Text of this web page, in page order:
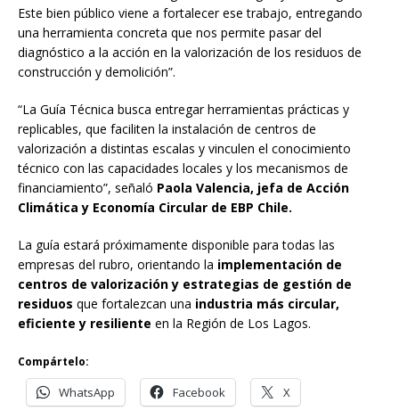
Este bien público viene a fortalecer ese trabajo, entregando
una herramienta concreta que nos permite pasar del
diagnóstico a la acción en la valorización de los residuos de
construcción y demolición”.
“La Guía Técnica busca entregar herramientas prácticas y
replicables, que faciliten la instalación de centros de
valorización a distintas escalas y vinculen el conocimiento
técnico con las capacidades locales y los mecanismos de
financiamiento”, señaló Paola Valencia, jefa de Acción
Climática y Economía Circular de EBP Chile.
La guía estará próximamente disponible para todas las
empresas del rubro, orientando la implementación de
centros de valorización y estrategias de gestión de
residuos que fortalezcan una industria más circular,
eficiente y resiliente en la Región de Los Lagos.
Compártelo:
WhatsApp Facebook X